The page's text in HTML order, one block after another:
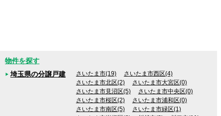
物件を探す
埼玉県の分譲戸建
さいたま市(19)
さいたま市西区(4)
さいたま市北区(2)
さいたま市大宮区(0)
さいたま市見沼区(5)
さいたま市中央区(0)
さいたま市桜区(2)
さいたま市浦和区(0)
さいたま市南区(5)
さいたま市緑区(1)